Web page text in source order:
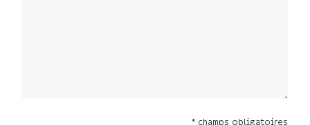
* champs obligatoires